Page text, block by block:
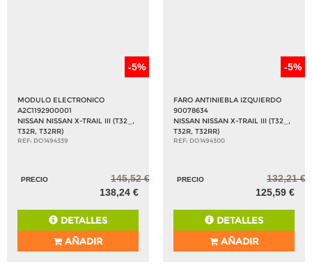
-5%
MODULO ELECTRONICO
A2C1192900001
NISSAN NISSAN X-TRAIL III (T32_,
T32R, T32RR)
REF: DO1494339
PRECIO
145,52 €
138,24 €
DETALLES
AÑADIR
-5%
FARO ANTINIEBLA IZQUIERDO
90078634
NISSAN NISSAN X-TRAIL III (T32_,
T32R, T32RR)
REF: DO1494300
PRECIO
132,21 €
125,59 €
DETALLES
AÑADIR